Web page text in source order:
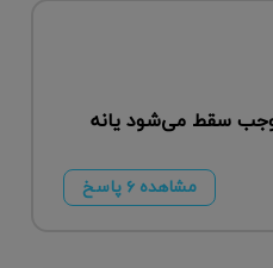
موجب سقط می‌شود یانه
مشاهده ۶ پاسخ